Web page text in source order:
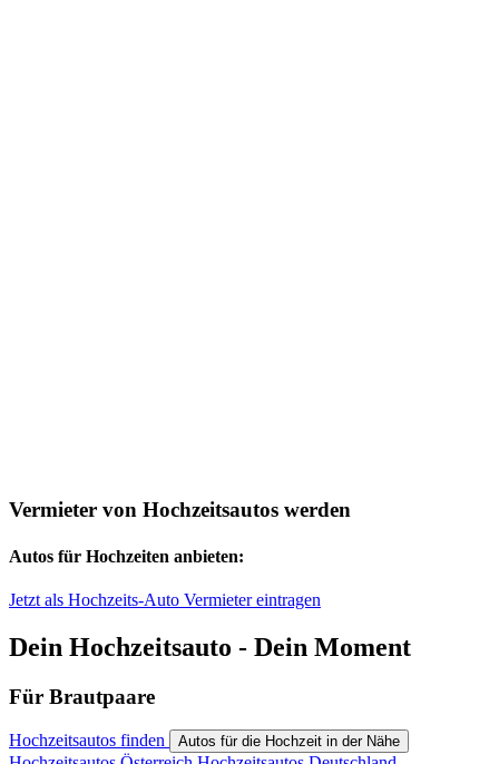
Vermieter von Hochzeitsautos werden
Autos für Hochzeiten anbieten:
Jetzt als Hochzeits-Auto Vermieter eintragen
Dein Hochzeitsauto - Dein Moment
Für Brautpaare
Hochzeitsautos finden Autos für die Hochzeit in der Nähe